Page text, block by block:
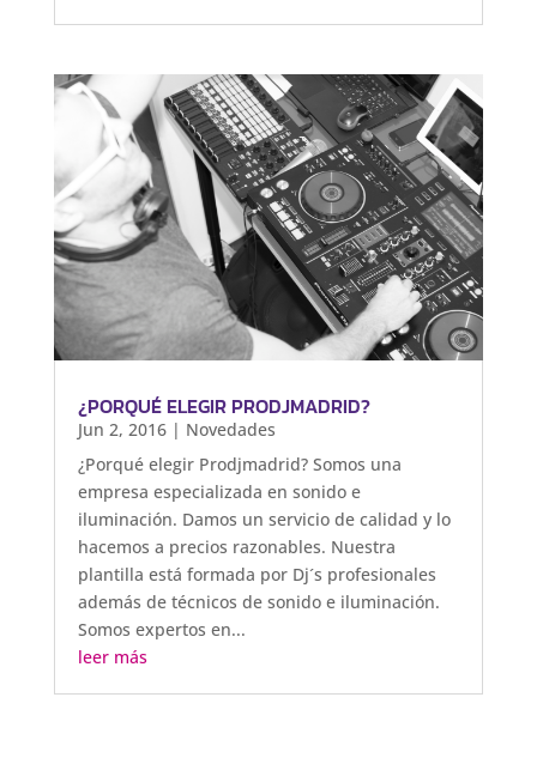
¿PORQUÉ ELEGIR PRODJMADRID?
Jun 2, 2016| Novedades
¿Porqué elegir Prodjmadrid? Somos una
empresa especializada en sonido e
iluminación. Damos un servicio de calidad y lo
hacemos a precios razonables. Nuestra
plantilla está formada por Dj´s profesionales
además de técnicos de sonido e iluminación.
Somos expertos en...
leer más